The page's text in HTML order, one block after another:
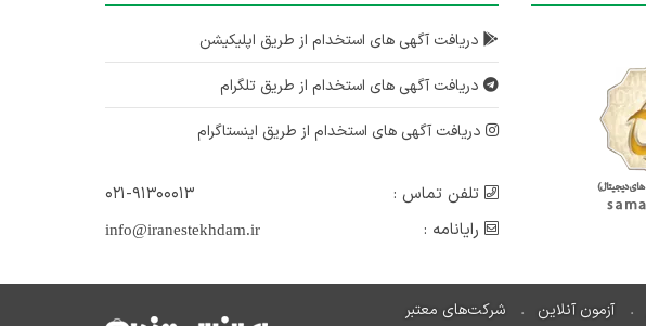
دریافت آگهی های استخدام از طریق اپلیکیشن
دریافت آگهی های استخدام از طریق تلگرام
دریافت آگهی های استخدام از طریق اینستاگرام
تلفن تماس :
۰۲۱-۹۱۳۰۰۰۱۳
رایانامه :
info@iranestekhdam.ir
آزمون آنلاین شرکت‌های معتبر